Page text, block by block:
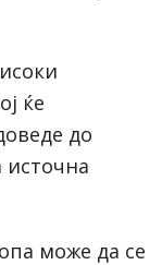
ќе
до
источна
може да се